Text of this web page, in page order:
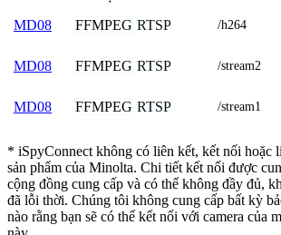
MD08 FFMPEG RTSP /h264
MD08 FFMPEG RTSP /stream2
MD08 FFMPEG RTSP /stream1
* iSpyConnect không có liên kết, kết nối hoặc
sản phẩm của Minolta. Chi tiết kết nối được
cộng đồng cung cấp và có thể không đầy đủ,
đã lỗi thời. Chúng tôi không cung cấp bất kỳ
nào rằng bạn sẽ có thể kết nối với camera của